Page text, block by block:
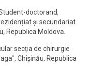
doctorand,
și secundariat
Republica Moldova.
secția de chirurgie
Chișinău, Republica